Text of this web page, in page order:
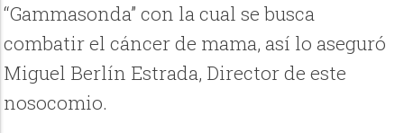
“Gammasonda” con la cual se busca
combatir el cáncer de mama, así lo aseguró
Miguel Berlín Estrada, Director de este
nosocomio.